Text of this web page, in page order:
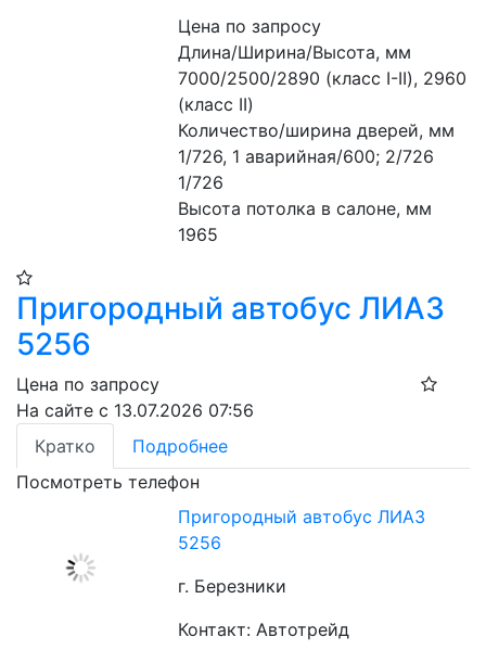
Цена по запросу
Длина/Ширина/Высота, мм
7000/2500/2890 (класс I-II), 2960
(класс II)
Количество/ширина дверей, мм
1/726, 1 аварийная/600; 2/726
1/726
Высота потолка в салоне, мм
1965
Пригородный автобус ЛИАЗ
5256
Цена по запросу
На сайте с 13.07.2026 07:56
Кратко
Подробнее
Посмотреть телефон
Пригородный автобус ЛИАЗ
5256
г. Березники
Контакт: Автотрейд